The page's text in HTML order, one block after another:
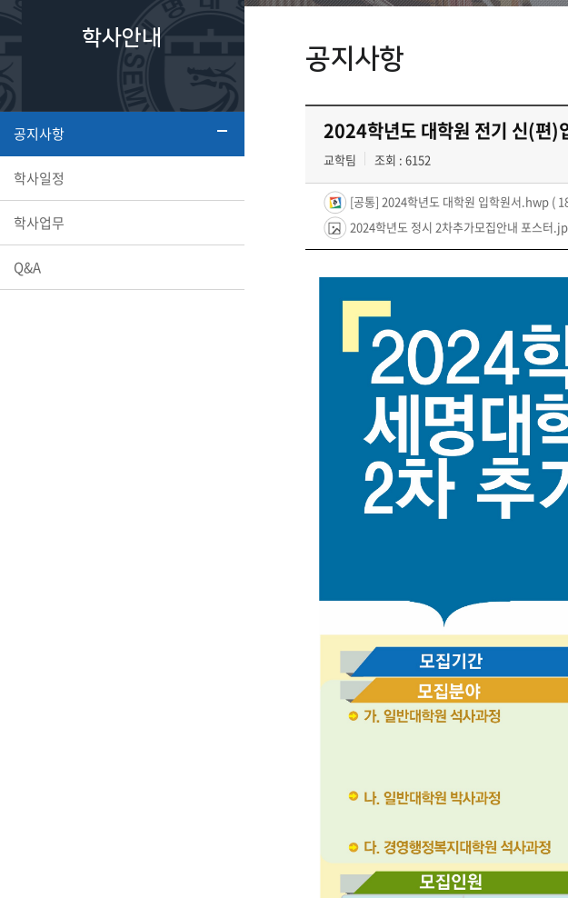
학사안내
공지사항
학사일정
학사업무
Q&A
공지사항
2024학년도 대학원 전기 신(편)
교학팀 조회 : 6152
[공통] 2024학년도 대학원 입학원서.hwp (
2024학년도 정시 2차추가모집안내 포스터